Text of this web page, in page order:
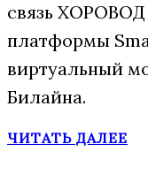
связь ХОРОВОД
платформы
виртуальный
Билайна.
ЧИТАТЬ ДАЛЕЕ